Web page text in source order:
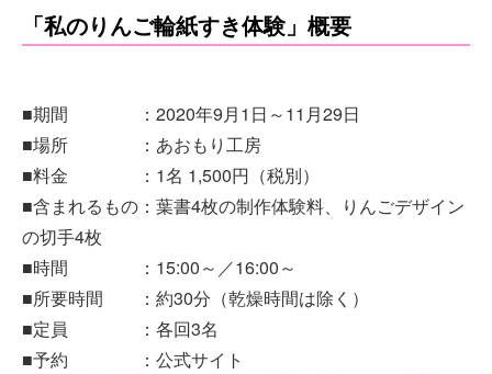
「私のりんご輪紙すき体験」概要
■期間 ：2020年9月1日～11月29日
■場所 ：あおもり工房
■料金 ：1名 1,500円（税別）
■含まれるもの：葉書4枚の制作体験料、りんごデザイン
の切手4枚
■時間 ：15:00～／16:00～
■所要時間 ：約30分（乾燥時間は除く）
■定員 ：各回3名
■予約 ：公式サイト